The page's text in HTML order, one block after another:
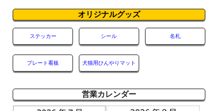
オリジナルグッズ
ステッカー シール 名札
プレート看板 犬猫用ひんやりマット
営業カレンダー